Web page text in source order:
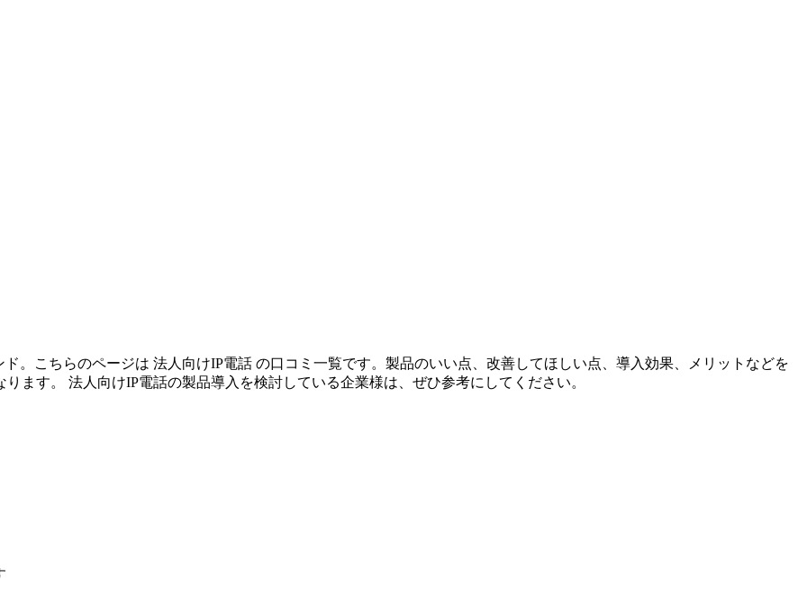
。こちらのページは 法人向けIP電話 の口コミ一覧です。製品のいい点、改善してほしい点、導入効果、メリットなどを
ます。 法人向けIP電話の製品導入を検討している企業様は、ぜひ参考にしてください。